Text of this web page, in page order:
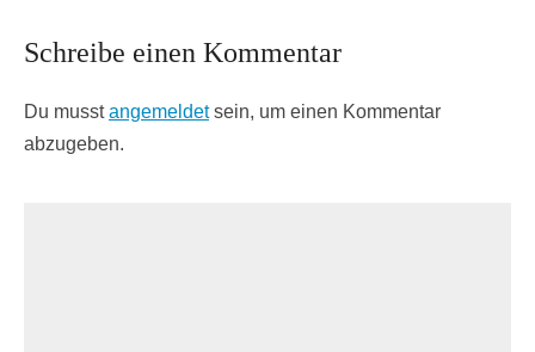
Schreibe einen Kommentar
Du musstangemeldetsein, um einen Kommentar
abzugeben.